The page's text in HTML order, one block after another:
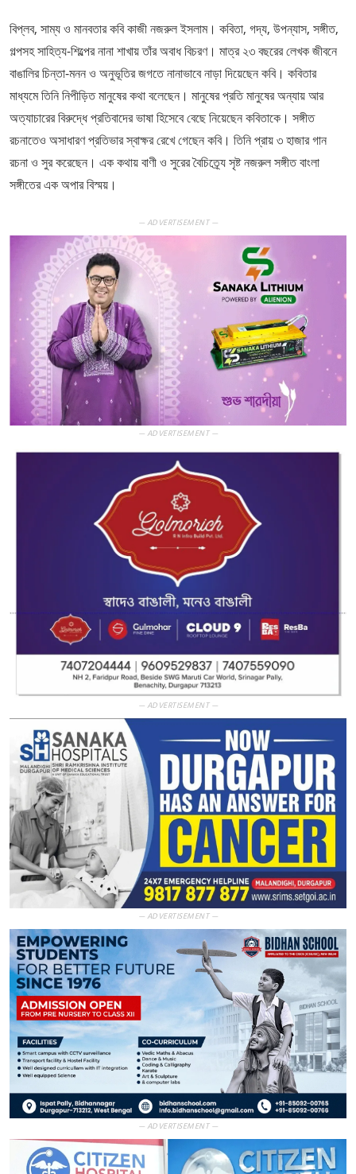
বিপ্লব, সাম্য ও মানবতার কবি কাজী নজরুল ইসলাম। কবিতা, গদ্য, উপন্যাস, সঙ্গীত,
গল্পসহ সাহিত্য-শিল্পের নানা শাখায় তাঁর অবাধ বিচরণ। মাত্র ২৩ বছরের লেখক জীবনে
বাঙালির চিন্তা-মনন ও অনুভূতির জগতে নানাভাবে নাড়া দিয়েছেন কবি। কবিতার
মাধ্যমে তিনি নিপীড়িত মানুষের কথা বলেছেন। মানুষের প্রতি মানুষের অন্যায় আর
অত্যাচারের বিরুদ্ধে প্রতিবাদের ভাষা হিসেবে বেছে নিয়েছেন কবিতাকে। সঙ্গীত
রচনাতেও অসাধারণ প্রতিভার স্বাক্ষর রেখে গেছেন কবি। তিনি প্রায় ৩ হাজার গান
রচনা ও সুর করেছেন। এক কথায় বাণী ও সুরের বৈচিত্র্যে সৃষ্ট নজরুল সঙ্গীত বাংলা
সঙ্গীতের এক অপার বিস্ময়।
— ADVERTISEMENT —
— ADVERTISEMENT —
— ADVERTISEMENT —
— ADVERTISEMENT —
— ADVERTISEMENT —